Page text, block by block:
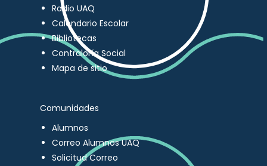
Radio UAQ
Calendario Escolar
Bibliotecas
Contraloría Social
Mapa de sitio
Comunidades
Alumnos
Correo Alumnos UAQ
Solicitud Correo